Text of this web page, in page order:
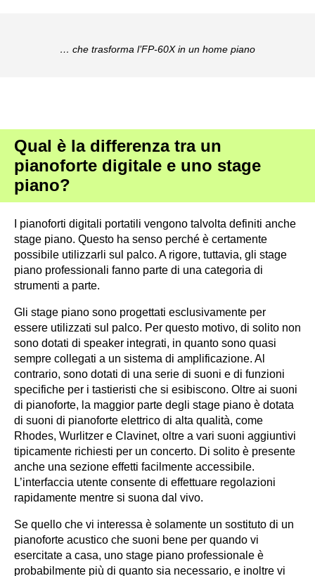
… che trasforma l’FP-60X in un home piano
Qual è la differenza tra un
pianoforte digitale e uno stage
piano?
I pianoforti digitali portatili vengono talvolta definiti anche
stage piano. Questo ha senso perché è certamente
possibile utilizzarli sul palco. A rigore, tuttavia, gli stage
piano professionali fanno parte di una categoria di
strumenti a parte.
Gli stage piano sono progettati esclusivamente per
essere utilizzati sul palco. Per questo motivo, di solito non
sono dotati di speaker integrati, in quanto sono quasi
sempre collegati a un sistema di amplificazione. Al
contrario, sono dotati di una serie di suoni e di funzioni
specifiche per i tastieristi che si esibiscono. Oltre ai suoni
di pianoforte, la maggior parte degli stage piano è dotata
di suoni di pianoforte elettrico di alta qualità, come
Rhodes, Wurlitzer e Clavinet, oltre a vari suoni aggiuntivi
tipicamente richiesti per un concerto. Di solito è presente
anche una sezione effetti facilmente accessibile.
L’interfaccia utente consente di effettuare regolazioni
rapidamente mentre si suona dal vivo.
Se quello che vi interessa è solamente un sostituto di un
pianoforte acustico che suoni bene per quando vi
esercitate a casa, uno stage piano professionale è
probabilmente più di quanto sia necessario, e inoltre vi